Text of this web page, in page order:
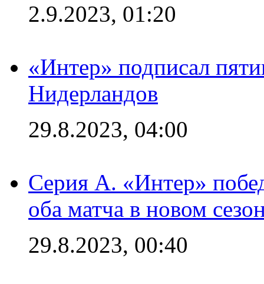
2.9.2023, 01:20
«Интер» подписал
Нидерландов
29.8.2023, 04:00
Серия А. «Интер»
оба матча в новом
29.8.2023, 00:40